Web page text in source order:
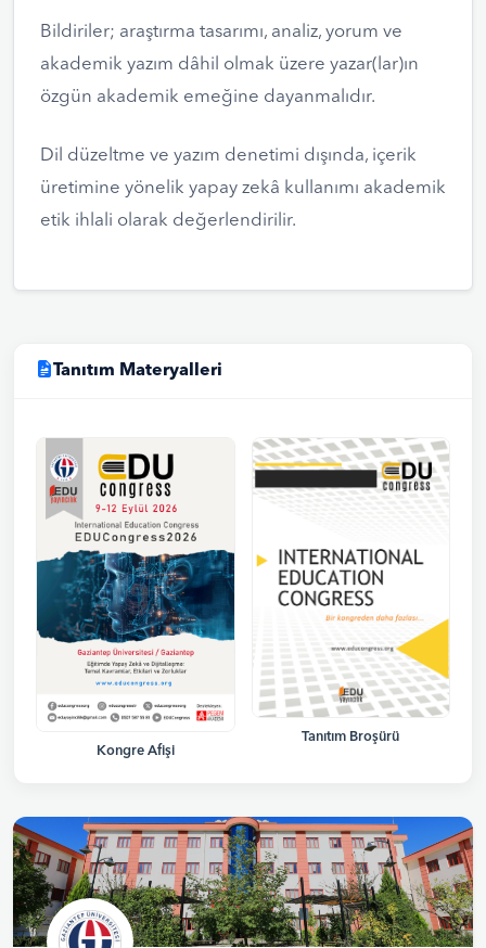
Bildiriler; araştırma tasarımı, analiz, yorum ve
akademik yazım dâhil olmak üzere yazar(lar)ın
özgün akademik emeğine dayanmalıdır.
Dil düzeltme ve yazım denetimi dışında, içerik
üretimine yönelik yapay zekâ kullanımı akademik
etik ihlali olarak değerlendirilir.
Tanıtım Materyalleri
Kongre Afişi
Tanıtım Broşürü